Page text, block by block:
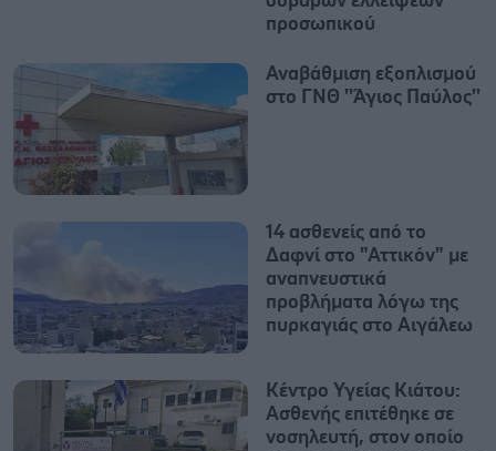
προσωπικού
Αναβάθμιση εξοπλισμού
στο ΓΝΘ ''Άγιος Παύλος''
14 ασθενείς από το
Δαφνί στο "Αττικόν" με
αναπνευστικά
προβλήματα λόγω της
πυρκαγιάς στο Αιγάλεω
Κέντρο Υγείας Κιάτου:
Ασθενής επιτέθηκε σε
νοσηλευτή, στον οποίο